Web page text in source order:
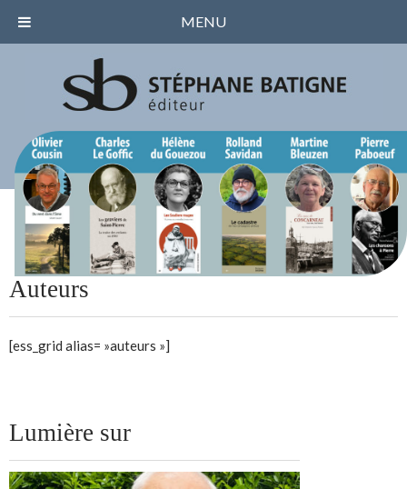
Auteurs
[ess_grid alias= »auteurs »]
Lumière sur
MENU